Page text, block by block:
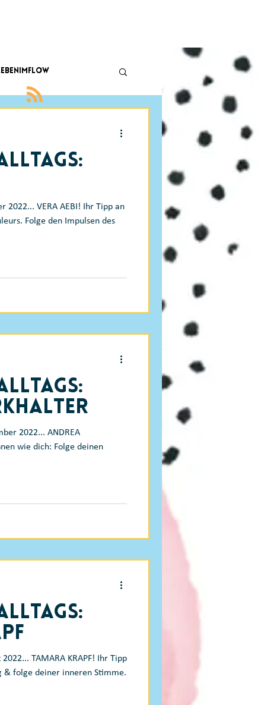
2022... VERA AEBI! Ihr Tipp an
Folge den Impulsen des
2022... ANDREA
wie dich: Folge deinen
TAMARA KRAPF! Ihr Tipp
& folge deiner inneren Stimme.